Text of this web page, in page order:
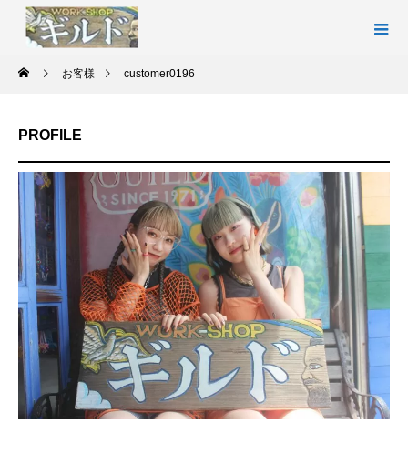
お客様 customer0196
PROFILE